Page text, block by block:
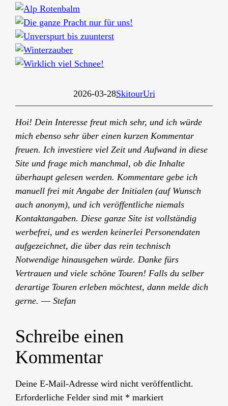
2026-03-28SkitourUri
Hoi! Dein Interesse freut mich sehr, und ich würde
mich ebenso sehr über einen kurzen Kommentar
freuen. Ich investiere viel Zeit und Aufwand in diese
Site und frage mich manchmal, ob die Inhalte
überhaupt gelesen werden. Kommentare gebe ich
manuell frei mit Angabe derInitialen (auf Wunsch
auch anonym), und ich veröffentliche niemals
Kontaktangaben. Diese ganze Site ist vollständig
werbefrei, und es werden keinerlei Personendaten
aufgezeichnet, die über das rein technisch
Notwendige hinausgehen würde. Danke fürs
Vertrauen und viele schöne Touren! Falls du selber
derartige Touren erleben möchtest, dann melde dich
gerne.—Stefan
Schreibe einen
Kommentar
Deine E-Mail-Adresse wird nicht veröffentlicht.
Erforderliche Felder sind mit * markiert